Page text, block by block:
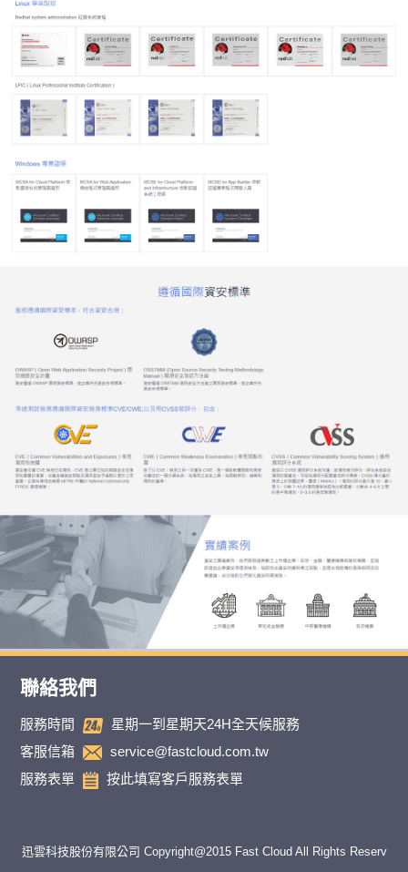
聯絡我們
服務時間
星期一到星期天24H全天候服務
客服信箱
service@fastcloud.com.tw
服務表單
按此填寫客戶服務表單
迅雲科技股份有限公司 Copyright@2015 Fast Cloud All Rights Reserv